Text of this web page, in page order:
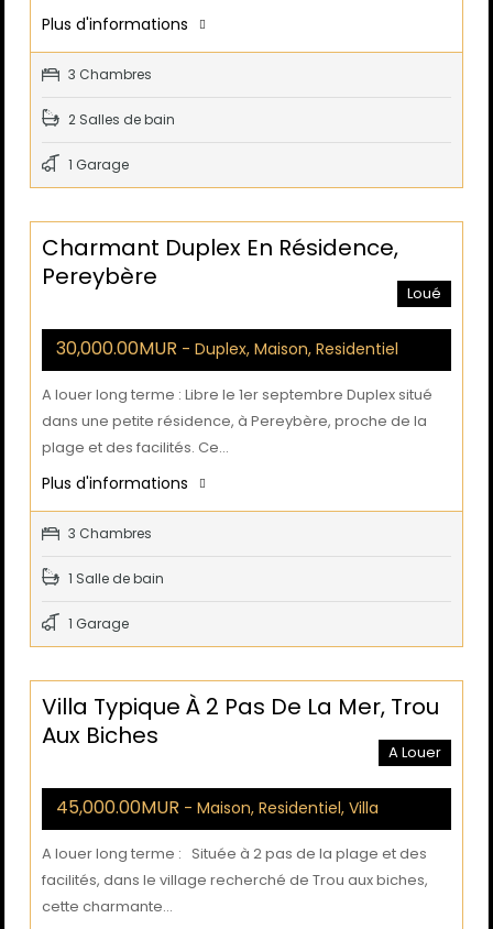
Plus d'informations
3 Chambres
2 Salles de bain
1 Garage
Charmant Duplex En Résidence,
Pereybère
Loué
30,000.00MUR - Duplex, Maison, Residentiel
A louer long terme : Libre le 1er septembre Duplex situé
dans une petite résidence, à Pereybère, proche de la
plage et des facilités. Ce…
Plus d'informations
3 Chambres
1 Salle de bain
1 Garage
Villa Typique À 2 Pas De La Mer, Trou
Aux Biches
A Louer
45,000.00MUR - Maison, Residentiel, Villa
A louer long terme : Située à 2 pas de la plage et des
facilités, dans le village recherché de Trou aux biches,
cette charmante…